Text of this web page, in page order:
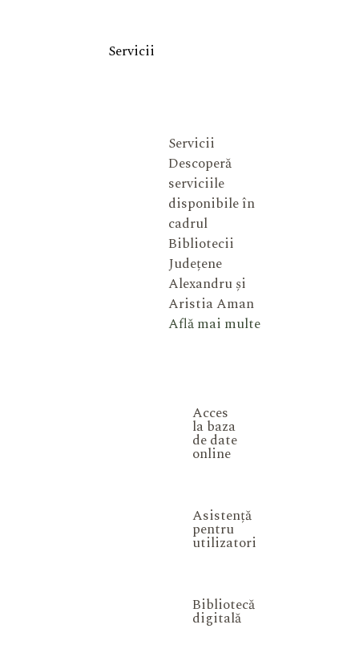
Servicii
Servicii
Descoperă
serviciile
disponibile în
cadrul
Bibliotecii
Județene
Alexandru și
Aristia Aman
Află mai multe
Acces
la baza
de date
online
Asistență
pentru
utilizatori
Bibliotecă
digitală